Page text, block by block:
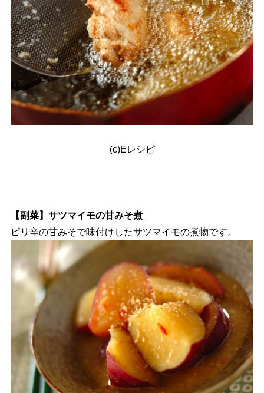
(c)Eレシピ
【副菜】サツマイモの甘みそ煮
ピリ辛の甘みそで味付けしたサツマイモの煮物です。